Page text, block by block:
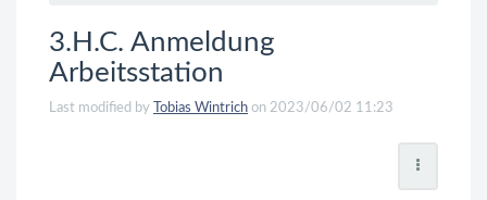
3.H.C. Anmeldung
Arbeitsstation
Last modified by Tobias Wintrich on 2023/06/02 11:23